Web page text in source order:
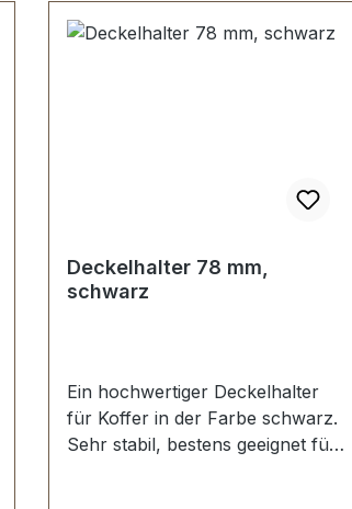
Deckelhalter 78 mm,
schwarz
Ein hochwertiger Deckelhalter
für Koffer in der Farbe schwarz.
Sehr stabil, bestens geeignet für